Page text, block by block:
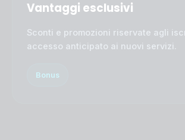
Vantaggi esclusivi
Sconti e promozioni riservate agli
accesso anticipato ai nuovi servizi.
Bonus